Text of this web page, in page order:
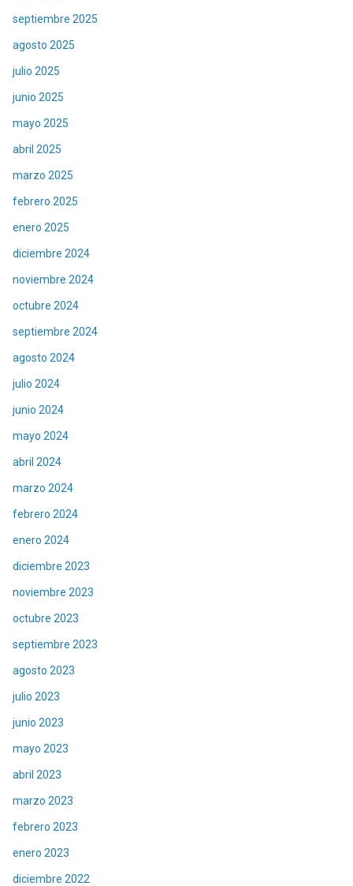
septiembre 2025
agosto 2025
julio 2025
junio 2025
mayo 2025
abril 2025
marzo 2025
febrero 2025
enero 2025
diciembre 2024
noviembre 2024
octubre 2024
septiembre 2024
agosto 2024
julio 2024
junio 2024
mayo 2024
abril 2024
marzo 2024
febrero 2024
enero 2024
diciembre 2023
noviembre 2023
octubre 2023
septiembre 2023
agosto 2023
julio 2023
junio 2023
mayo 2023
abril 2023
marzo 2023
febrero 2023
enero 2023
diciembre 2022